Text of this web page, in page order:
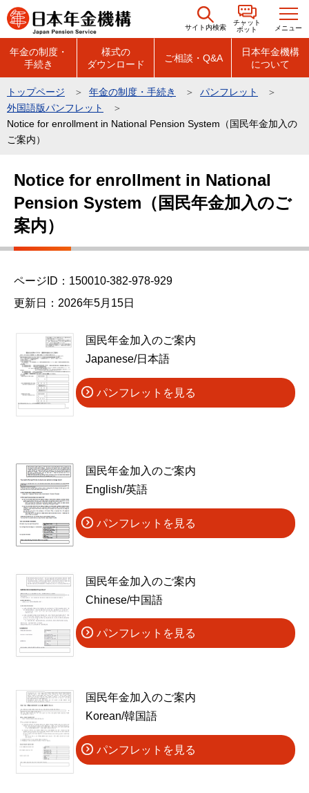
こ
の
の
先
頭
サイト内検索
チャット
ボット
メニュー
年金の制度・
手続き
様式の
ダウンロード
ご相談・Q&A
日本年金機構
について
トップページ 年金の制度・手続き
パンフレット
外国語版パンフレット
Notice for enrollment in National Pension System（国民年金加入の
ご案内）
Notice for enrollment in National
Pension System（国民年金加入のご
案内）
ページID：150010-382-978-929
更新日：2026年5月15日
国民年金加入のご案内
Japanese/日本語
パンフレットを見る
国民年金加入のご案内
English/英語
パンフレットを見る
国民年金加入のご案内
Chinese/中国語
パンフレットを見る
国民年金加入のご案内
Korean/韓国語
パンフレットを見る